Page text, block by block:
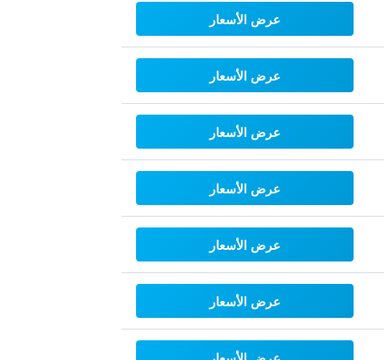
عرض الأسعار
عرض الأسعار
عرض الأسعار
عرض الأسعار
عرض الأسعار
عرض الأسعار